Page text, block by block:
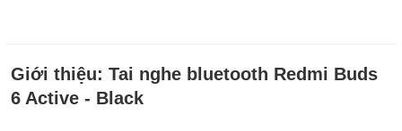
Giới thiệu: Tai nghe bluetooth Redmi Buds
6 Active - Black